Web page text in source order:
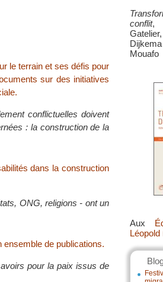
conflit,
Mouafo
Aux
le terrain et ses défis pour
sur des initiatives
conflictuelles doivent
: la construction de la
dans la construction
ONG, religions - ont un
ensemble de publications.
pour la paix issus de